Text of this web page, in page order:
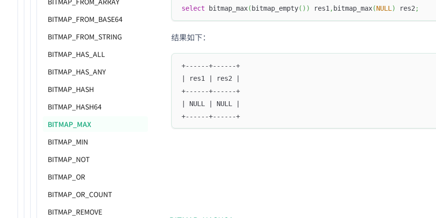
BITMAP_FROM_BASE64
BITMAP_FROM_STRING
BITMAP_HAS_ALL
BITMAP_HAS_ANY
BITMAP_HASH
BITMAP_HASH64
BITMAP_MAX
BITMAP_MIN
BITMAP_NOT
BITMAP_OR
BITMAP_OR_COUNT
BITMAP_REMOVE
select bitmap_max( bitmap_empty( ) ) res1, bitmap_max(NULL) res2;
结果如下：
+------+------+
| res1 | res2 |
+------+------+
| NULL | NULL |
+------+------+